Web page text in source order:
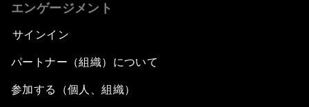
エンゲージメント
サインイン
パートナー（組織）について
参加する（個人、組織）